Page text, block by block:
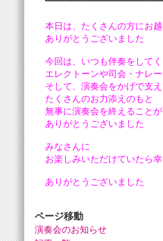
本日は、たくさんの方にお
ありがとうございました
今回は、いつも伴奏をして
エレクトーンや司会・ナレ
そして、演奏会をかげで支
たくさんのお力添えのもと
無事に演奏会を終えること
ありがとうございました
みなさんに
お楽しみいただけていたら
ありがとうございました
ページ移動
演奏会のお知らせ